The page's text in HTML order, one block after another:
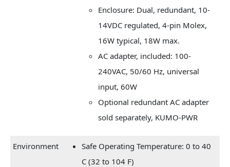
Enclosure: Dual, redundant, 10-
14VDC regulated, 4-pin Molex,
16W typical, 18W max.
AC adapter, included: 100-
240VAC, 50/60 Hz, universal
input, 60W
Optional redundant AC adapter
sold separately, KUMO-PWR
Environment
Safe Operating Temperature: 0 to 40
C (32 to 104 F)